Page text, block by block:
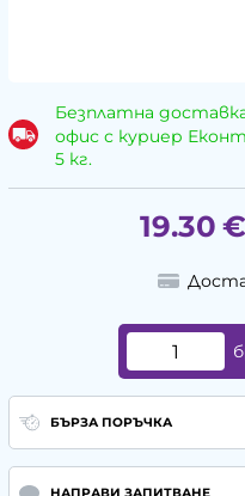
Безплатна
офис с куриер
5 кг.
19.30 €
БЪРЗА ПОРЪЧКА